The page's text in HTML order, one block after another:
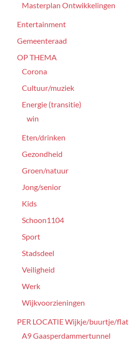
Masterplan Ontwikkelingen
Entertainment
Gemeenteraad
OP THEMA
Corona
Cultuur/muziek
Energie (transitie)
win
Eten/drinken
Gezondheid
Groen/natuur
Jong/senior
Kids
Schoon1104
Sport
Stadsdeel
Veiligheid
Werk
Wijkvoorzieningen
PER LOCATIE Wijkje/buurtje/flat
A9 Gaasperdammertunnel